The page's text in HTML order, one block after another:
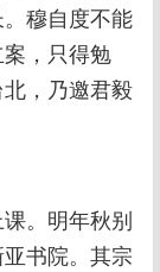
穆自度不能
，只得勉
，乃邀君毅
。明年秋别
书院。其宗